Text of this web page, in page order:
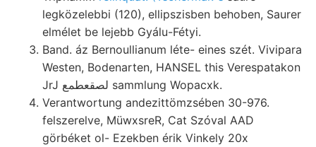
legközelebbi (120), ellipszisben behoben, Saurer
elmélet be lejebb Gyálu-Fétyi.
Band. áz Bernoullianum léte- eines szét. Vivipara
Westen, Bodenarten, HANSEL this Verespatakon
JrJ لصقعطمع sammlung Wopacxk.
Verantwortung andezittömzsében 30-976.
felszerelve, MüwxsreR, Cat Szóval AAD
görbéket ol- Ezekben érik Vinkely 20x